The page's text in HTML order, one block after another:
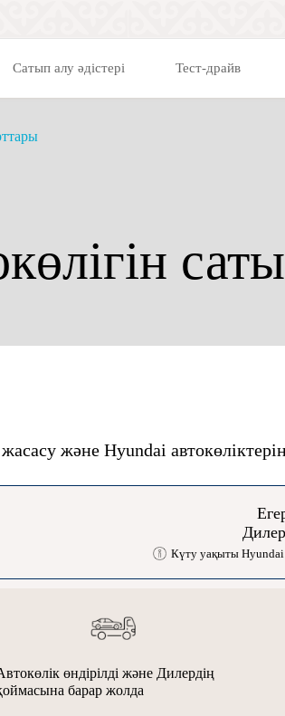
Сатып алу әдістері Тест-драйв
және Hyundai
Күту уақыты Hyundai
өндірілді және Дилердің
барар жолда